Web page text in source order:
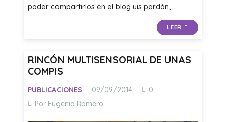
poder compartirlos en el blog uis perdón,…
LEER
RINCÓN MULTISENSORIAL DE UNAS
COMPIS
PUBLICACIONES 09/09/2014
0
Por Eugenia Romero